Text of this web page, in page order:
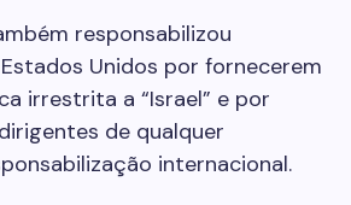
responsabilizou
Unidos por fornecerem
irrestrita a “Israel” e por
de qualquer
internacional.